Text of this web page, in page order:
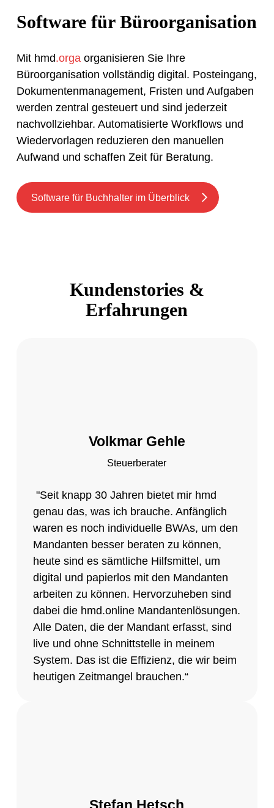
Software für Büroorganisation
Mit hmd.orga organisieren Sie Ihre
Büroorganisation vollständig digital. Posteingang,
Dokumentenmanagement, Fristen und Aufgaben
werden zentral gesteuert und sind jederzeit
nachvollziehbar. Automatisierte Workflows und
Wiedervorlagen reduzieren den manuellen
Aufwand und schaffen Zeit für Beratung.
Software für Buchhalter im Überblick
Kundenstories &
Erfahrungen
Volkmar Gehle
Steuerberater
"Seit knapp 30 Jahren bietet mir hmd
genau das, was ich brauche. Anfänglich
waren es noch individuelle BWAs, um den
Mandanten besser beraten zu können,
heute sind es sämtliche Hilfsmittel, um
digital und papierlos mit den Mandanten
arbeiten zu können. Hervorzuheben sind
dabei die hmd.online Mandantenlösungen.
Alle Daten, die der Mandant erfasst, sind
live und ohne Schnittstelle in meinem
System. Das ist die Effizienz, die wir beim
heutigen Zeitmangel brauchen.“